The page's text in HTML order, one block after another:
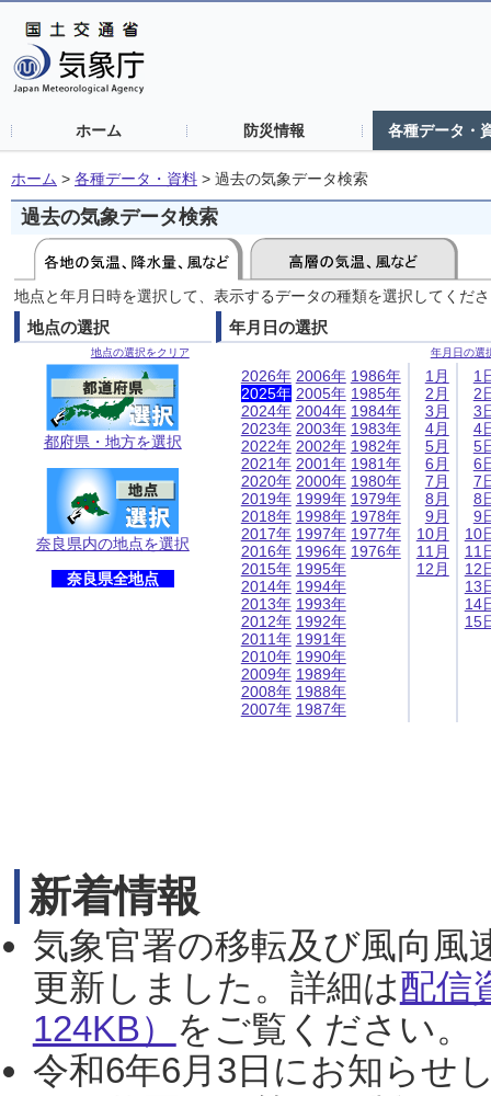
ホーム 防災情報 各種データ・
ホーム > 各種データ・資料 > 過去の気象データ検索
過去の気象データ検索
地点と年月日時を選択して、表示するデータの種類を選択してくだ
地点の選択
地点の選択をクリア
都府県・地方を選択
奈良県内の地点を選択
奈良県全地点
年月日の選択
年月日の選
2026年
2025年
2024年
2023年
2022年
2021年
2020年
2019年
2018年
2017年
2016年
2015年
2014年
2013年
2012年
2011年
2010年
2009年
2008年
2007年
2006年
2005年
2004年
2003年
2002年
2001年
2000年
1999年
1998年
1997年
1996年
1995年
1994年
1993年
1992年
1991年
1990年
1989年
1988年
1987年
1986年
1985年
1984年
1983年
1982年
1981年
1980年
1979年
1978年
1977年
1976年
1月
2月
3月
4月
5月
6月
7月
8月
9月
10月
11月
12月
1
2
3
4
5
6
7
8
9
10
11
12
13
14
15
新着情報
気象官署の移転及び風向風
更新しました。詳細は配信
124KB） をご覧ください。
令和6年6月3日にお知らせ